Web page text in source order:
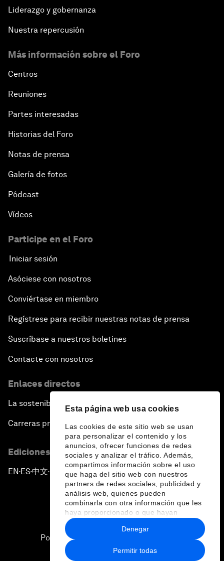
Esta página web usa cookies
Las cookies de este sitio web se usan
para personalizar el contenido y los
anuncios, ofrecer funciones de redes
sociales y analizar el tráfico. Además,
compartimos información sobre el uso
que haga del sitio web con nuestros
partners de redes sociales, publicidad y
análisis web, quienes pueden
combinarla con otra información que les
haya proporcionado o que hayan
recopilado a partir del uso que haya
hecho de sus servicios.
Permitir todas
Denegar
What If: Our Virtual Life Overtakes Our Physical
Reality?
Scientific China
Issue Briefing: Navigating the Gig Economy
New Normal, New Concept, New Engines
Human vs Machine: The Significance of AlphaGo
Issue Briefing: How Can We Effectively Fight
A Conversation with NBA Player Jeremy Lin
Diseases
China's Millennials
Unblocking Blockchain
Co-Chair Roundtable: Building a Global Brand
Welcome to the Annual Meeting of the New
Champions 2016
Opening Plenary with Premier Li Keqiang
Financing China's Growth Agenda
Co-Chair Roundtable: Disrupting Mobility
What If: Drugs Are Printed from the Internet?
Liderazgo y gobernanza
Nuestra repercusión
Más información sobre el Foro
Centros
Reuniones
Partes interesadas
Historias del Foro
Notas de prensa
Galería de fotos
Pódcast
Vídeos
Participe en el Foro
Iniciar sesión
Asóciese con nosotros
Conviértase en miembro
Regístrese para recibir nuestras notas de prensa
Suscríbase a nuestros boletines
Contacte con nosotros
Enlaces directos
La sostenibilidad en el Foro
Carreras profesionales
Ediciones en otros idiomas
EN ▪ES▪中文▪ 日本語
Política de privacidad y normas de uso
Sitemap